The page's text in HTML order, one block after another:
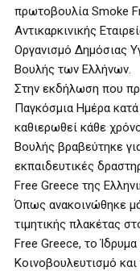
πρωτοβουλία Smoke
Αντικαρκινικής
Οργανισμό Δημόσιας
Βουλής των Ελλήνων.
Στην εκδήλωση που
Παγκόσμια Ημέρα
καθιερωθεί κάθε
Βουλής βραβεύτηκε
εκπαιδευτικές
Free Greece της
Όπως ανακοινώθηκε
τιμητικής πλακέτας
Free Greece, το
Κοινοβουλευτισμό